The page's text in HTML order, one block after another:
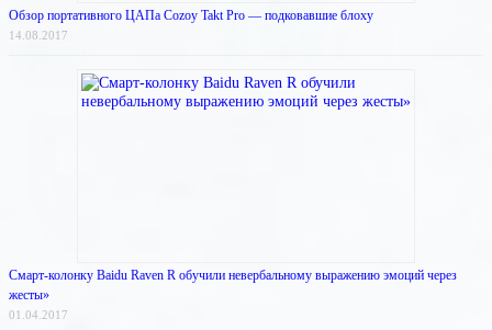
Обзор портативного ЦАПа Cozoy Takt Pro — подковавшие блоху
14.08.2017
Смарт-колонку Baidu Raven R обучили невербальному выражению эмоций через
жесты»
01.04.2017